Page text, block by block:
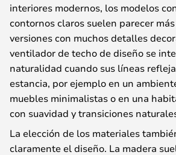
interiores modernos, los modelos
contornos claros suelen parecer
versiones con muchos detalles
ventilador de techo de diseño se
naturalidad cuando sus líneas
estancia, por ejemplo en un
muebles minimalistas o en una
con suavidad y transiciones
La elección de los materiales
claramente el diseño. La madera